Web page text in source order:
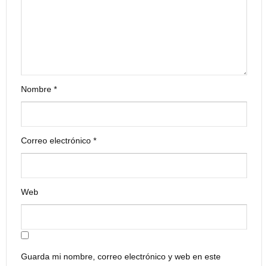
Nombre *
Correo electrónico *
Web
Guarda mi nombre, correo electrónico y web en este